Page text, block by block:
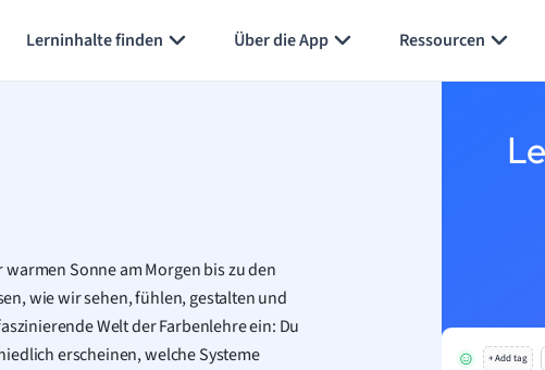
Lerninhalte finden Über die App Ressourcen
Sonne am Morgen bis zu den
wie wir sehen, fühlen, gestalten und
Welt der Farbenlehre ein: Du
erscheinen, welche Systeme
+ Add tag